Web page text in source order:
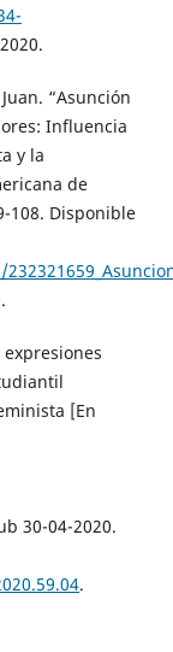
“Asunción
Influencia
y la
de
108. Disponible
expresiones
[En
30-04-2020.
.